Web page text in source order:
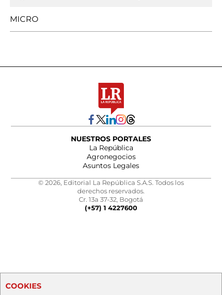
MICRO
NUESTROS PORTALES
La República
Agronegocios
Asuntos Legales
© 2026, Editorial La República S.A.S. Todos los
derechos reservados.
Cr. 13a 37-32, Bogotá
(+57) 1 4227600
COOKIES